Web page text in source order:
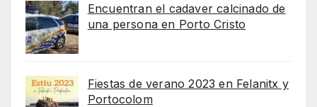
Encuentran el cadaver calcinado de
una persona en Porto Cristo
Fiestas de verano 2023 en Felanitx y
Portocolom